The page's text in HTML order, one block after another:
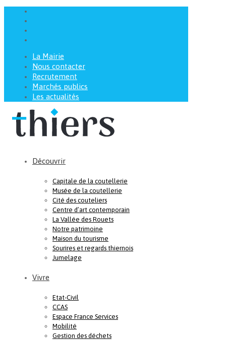
La Mairie
Nous contacter
Recrutement
Marchés publics
Les actualités
Découvrir
Capitale de la coutellerie
Musée de la coutellerie
Cité des couteliers
Centre d’art contemporain
La Vallée des Rouets
Notre patrimoine
Maison du tourisme
Sourires et regards thiernois
Jumelage
Vivre
Etat-Civil
CCAS
Espace France Services
Mobilité
Gestion des déchets